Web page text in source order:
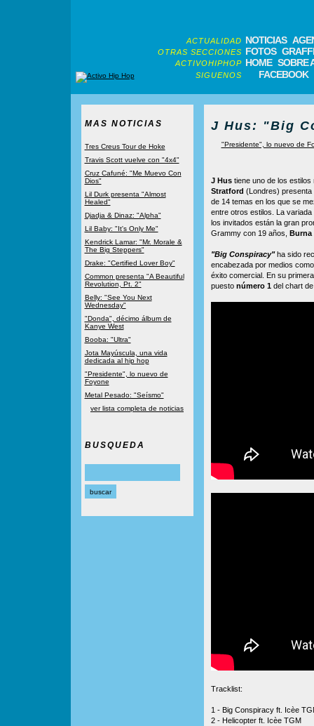
ACTUALIDAD NOTICIAS
OTRAS SECCIONES FOTOS
ACTIVOHIPHOP HOME SOBRE
SIGUENOS FACEBOOK
MAS NOTICIAS
Tres Creus Tour de Hoke
Travis Scott vuelve con "4x4"
Cruz Cafuné: "Me Muevo Con
Dios"
Lil Durk presenta "Almost
Healed"
Djadja & Dinaz: "Alpha"
Lil Baby: "It's Only Me"
Kendrick Lamar: "Mr. Morale &
The Big Steppers"
Drake: "Certified Lover Boy"
Common presenta "A Beautiful
Revolution, Pt. 2"
Belly: "See You Next
Wednesday"
"Donda", décimo álbum de
Kanye West
Booba: "Ultra"
Jota Mayúscula, una vida
dedicada al hip hop
"Presidente", lo nuevo de
Foyone
Metal Pesado: "Seísmo"
ver lista completa de noticias
BUSQUEDA
J Hus: "Big
"Presidente", lo nuevo de
J Hustiene uno de los estilos
Stratford (Londres)
de 14 temas en los que se
entre otros estilos. La
los invitados están la gran
Grammy con 19 años, Burna
"Big Conspiracy"ha sido
encabezada por medios
éxito comercial. En su
puesto número 1del chart de
Tracklist:
1 - Big Conspiracy ft. Icèe
2 - Helicopter ft. Icèe TGM